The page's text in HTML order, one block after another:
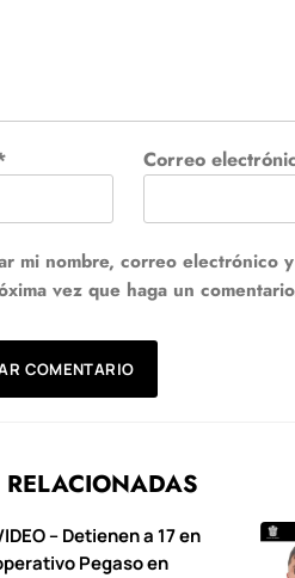
Correo
mi nombre, correo electrónico
vez que haga un
RELACIONADAS
– Detienen a 17 en
Pegaso en